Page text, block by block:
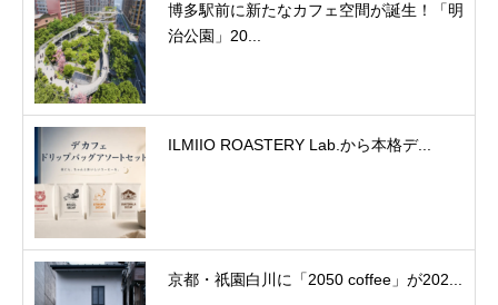
博多駅前に新たなカフェ空間が誕生！「明
治公園」20...
ILMIIO ROASTERY Lab.から本格デ...
京都・祇園白川に「2050 coffee」が202...